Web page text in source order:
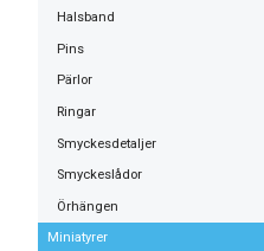
Halsband
Pins
Pärlor
Ringar
Smyckesdetaljer
Smyckeslådor
Örhängen
Miniatyrer